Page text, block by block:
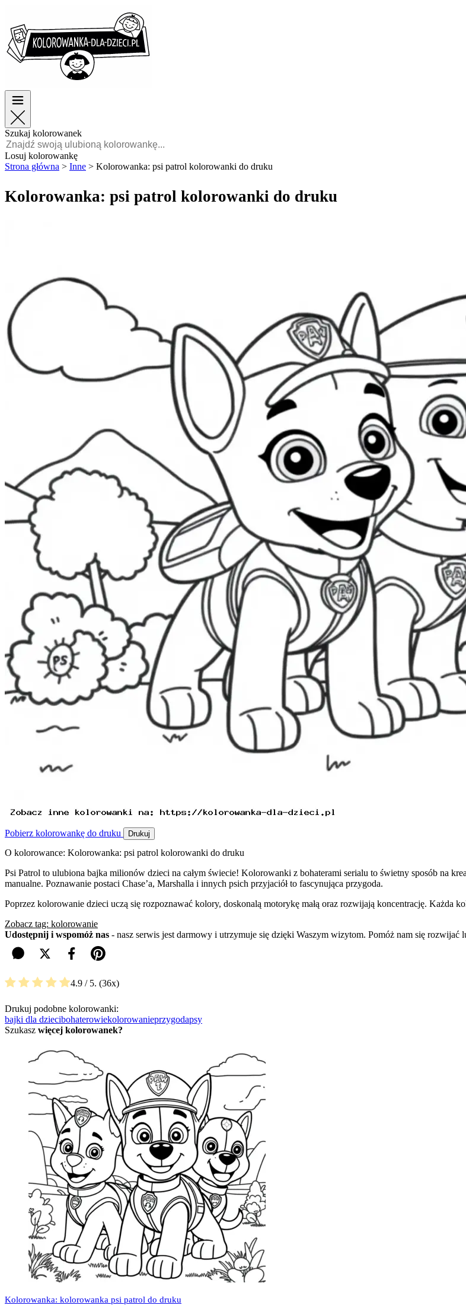
TOP kategorie
Dla chłopców
Dla dziewczynek
Polski
POLSKI
FRANÇAIS
TOP kategorie
Dla chłopców
Dla dziewczynek
Szukaj kolorowanek
Losuj kolorowankę
Strona główna > Inne > Kolorowanka: psi patrol kolorowanki do druku
Kolorowanka: psi patrol kolorowanki do druku
Pobierz kolorowankę do druku Drukuj
O kolorowance: Kolorowanka: psi patrol kolorowanki do druku
Psi Patrol to ulubiona bajka milionów dzieci na całym świecie! Kolorowanki z bohaterami serialu to świetny sposób na
manualne. Poznawanie postaci Chase’a, Marshalla i innych psich przyjaciół to fascynująca przygoda.
Poprzez kolorowanie dzieci uczą się rozpoznawać kolory, doskonalą motorykę małą oraz rozwijają koncentrację. Każda
Zobacz tag: kolorowanie
Udostępnij i wspomóż nas - nasz serwis jest darmowy i utrzymuje się dzięki Waszym wizytom. Pomóż nam się
4.9 / 5. 36
Drukuj podobne kolorowanki:
bajki dla dziecibohaterowiekolorowanieprzygodapsy
Szukasz więcej kolorowanek?
Kolorowanka: kolorowanka psi patrol do druku